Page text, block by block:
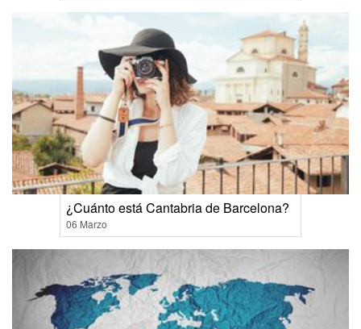
¿Cuánto está Cantabria de Barcelona?
06 Marzo